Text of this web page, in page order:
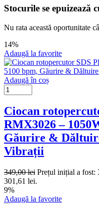
Stocurile se epuizează
Nu rata această oportunitate
14%
Adaugă la favorite
Adaugă în coș
Ciocan
RMX3026 –
Găurire &
Vibrații
349,00lei Prețul inițial a fost:
301,61 lei.
9%
Adaugă la favorite